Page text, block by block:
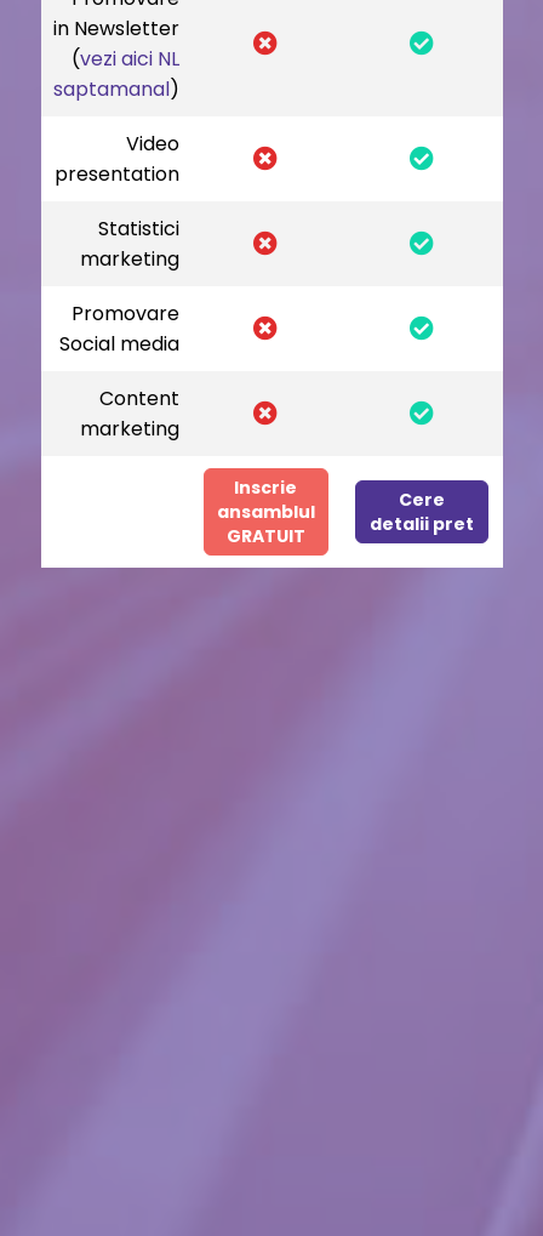
in Newsletter
(vezi aici NL
saptamanal)
Video
presentation
Statistici
marketing
Promovare
Social media
Content
marketing
Inscrie
ansamblul
GRATUIT
Cere
detalii pret